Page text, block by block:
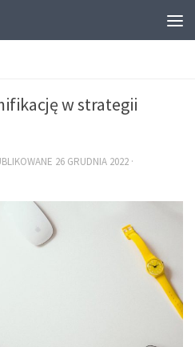
w strategii
26 GRUDNIA 2022 ·